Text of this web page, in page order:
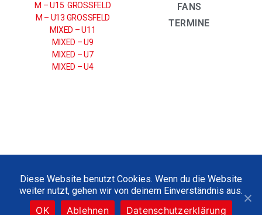
M – U15 GROSSFELD
M – U13 GROSSFELD
MIXED – U11
MIXED – U9
MIXED – U7
MIXED – U4
FANS
TERMINE
2021 © UHC SPARKASSE WEISSENFELS E.V
Diese Website benutzt Cookies. Wenn du die Website
weiter nutzt, gehen wir von deinem Einverständnis aus.
OK Ablehnen Datenschutzerklärung